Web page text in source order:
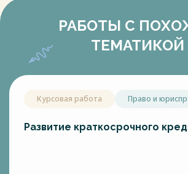
РАБОТЫ С
ТЕМАТИКОЙ
Курсовая работа Право и
Развитие краткосрочного